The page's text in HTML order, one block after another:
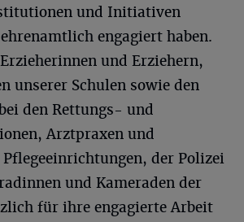
und Initiativen
engagiert haben.
und Erziehern,
unserer Schulen sowie den
den Rettungs- und
Arztpraxen und
der Polizei
und Kameraden der
für ihre engagierte Arbeit